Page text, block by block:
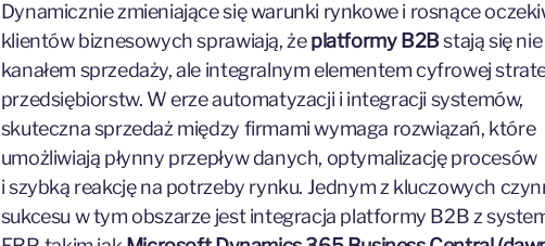
Dynamicznie zmieniające się warunki rynkowe i rosnące
klientów biznesowych sprawiają, żeplatformy B2Bstają się
kanałem sprzedaży, ale integralnym elementem cyfrowej
przedsiębiorstw. W erze automatyzacji i integracji systemów,
skuteczna sprzedaż między firmami wymaga rozwiązań, które
umożliwiają płynny przepływ danych, optymalizację procesów
i szybką reakcję na potrzeby rynku. Jednym z kluczowych
sukcesu w tym obszarze jest integracja platformy B2B z